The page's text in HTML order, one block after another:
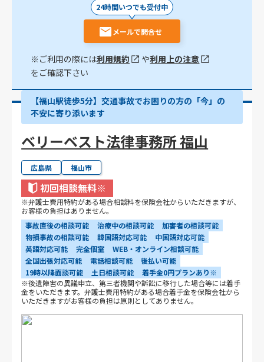
24時間いつでも受付中
メールで問合せ
※ご利用の際には利用規約 や利用上の注意
をご確認下さい
【福山駅徒歩5分】交通事故でお困りの方の「今」の
不安に寄り添います
ベリーベスト法律事務所 福山
広島県 福山市
初回相談無料※
※弁護士費用特約がある場合相談料を保険会社からいただきますが、
お客様の負担はありません。
事故直後の相談可能
治療中の相談可能
加害者の相談可能
物損事故の相談可能
韓国語対応可能
中国語対応可能
英語対応可能
完全個室
WEB・オンライン相談可能
全国出張対応可能
電話相談可能
後払い可能
19時以降面談可能
土日相談可能
着手金0円プランあり※
※後遺障害の異議申立、第三者機関や訴訟に移行した場合等には着手
金をいただきます。弁護士費用特約がある場合着手金を保険会社から
いただきますがお客様の負担は原則としてありません。